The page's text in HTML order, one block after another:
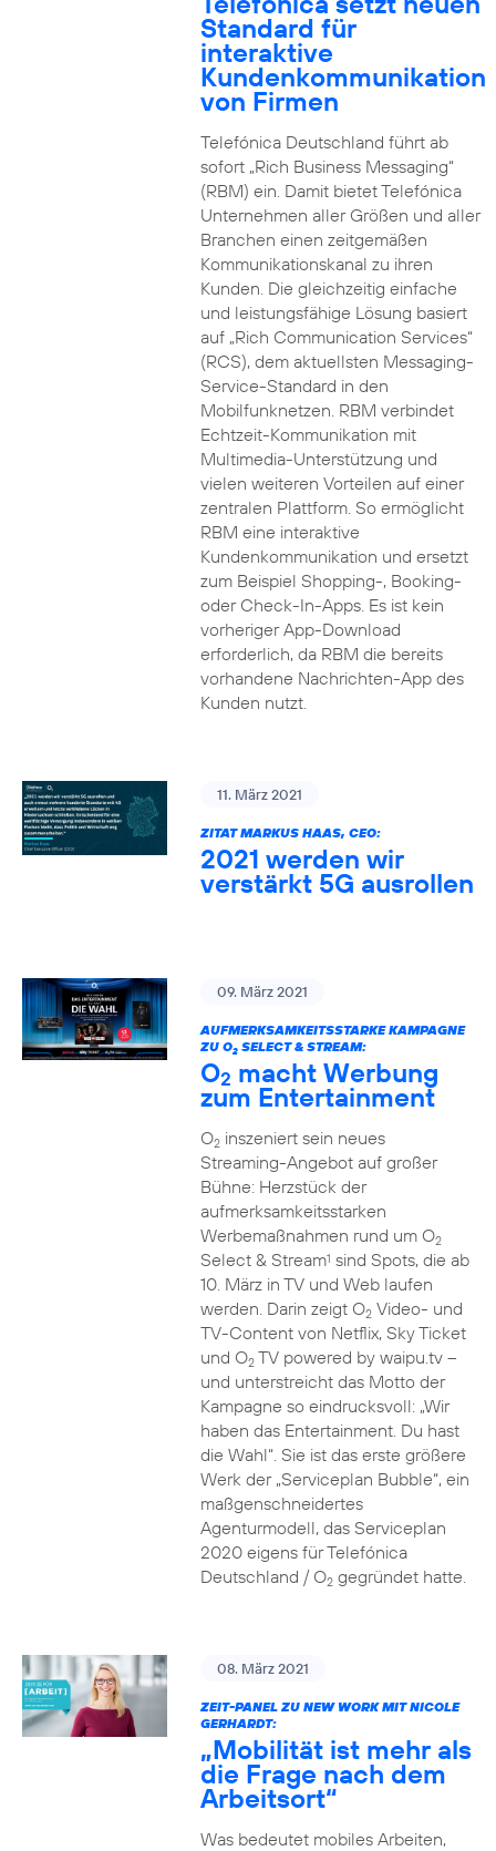
Standard für
interaktive
Kundenkommunikation
von Firmen
Telefónica Deutschland führt ab
sofort „Rich Business Messaging“
(RBM) ein. Damit bietet Telefónica
Unternehmen aller Größen und aller
Branchen einen zeitgemäßen
Kommunikationskanal zu ihren
Kunden. Die gleichzeitig einfache
und leistungsfähige Lösung basiert
auf „Rich Communication Services“
(RCS), dem aktuellsten Messaging-
Service-Standard in den
Mobilfunknetzen. RBM verbindet
Echtzeit-Kommunikation mit
Multimedia-Unterstützung und
vielen weiteren Vorteilen auf einer
zentralen Plattform. So ermöglicht
RBM eine interaktive
Kundenkommunikation und ersetzt
zum Beispiel Shopping-, Booking-
oder Check-In-Apps. Es ist kein
vorheriger App-Download
erforderlich, da RBM die bereits
vorhandene Nachrichten-App des
Kunden nutzt.
11. März 2021
ZITAT MARKUS HAAS, CEO:
2021 werden wir
verstärkt 5G ausrollen
09. März 2021
AUFMERKSAMKEITSSTARKE KAMPAGNE
ZU O2SELECT & STREAM:
O2 macht Werbung
zum Entertainment
O2inszeniert sein neues
Streaming-Angebot auf großer
Bühne: Herzstück der
aufmerksamkeitsstarken
Werbemaßnahmen rund um O2
Select & Stream1 sind Spots, die ab
10. März in TV und Web laufen
werden. Darin zeigt O2Video- und
TV-Content von Netflix, Sky Ticket
und O2TV powered by waipu.tv –
und unterstreicht das Motto der
Kampagne so eindrucksvoll: „Wir
haben das Entertainment. Du hast
die Wahl“. Sie ist das erste größere
Werk der „Serviceplan Bubble“, ein
maßgenschneidertes
Agenturmodell, das Serviceplan
2020 eigens für Telefónica
Deutschland / O2gegründet hatte.
08. März 2021
ZEIT-PANEL ZU NEW WORK MIT NICOLE
GERHARDT:
„Mobilität ist mehr als
die Frage nach dem
Arbeitsort“
Was bedeutet mobiles Arbeiten,